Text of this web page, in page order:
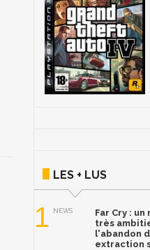
LES + LUS
1 NEWS
Far Cry :
très
l'abandon
extraction